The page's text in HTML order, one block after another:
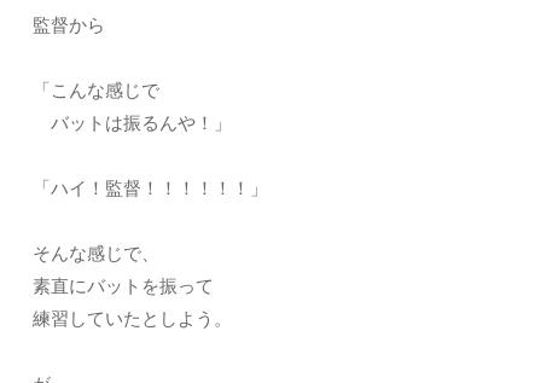
監督から
「こんな感じで
バットは振るんや！」
「ハイ！監督！！！！！！」
そんな感じで、
素直にバットを振って
練習していたとしよう。